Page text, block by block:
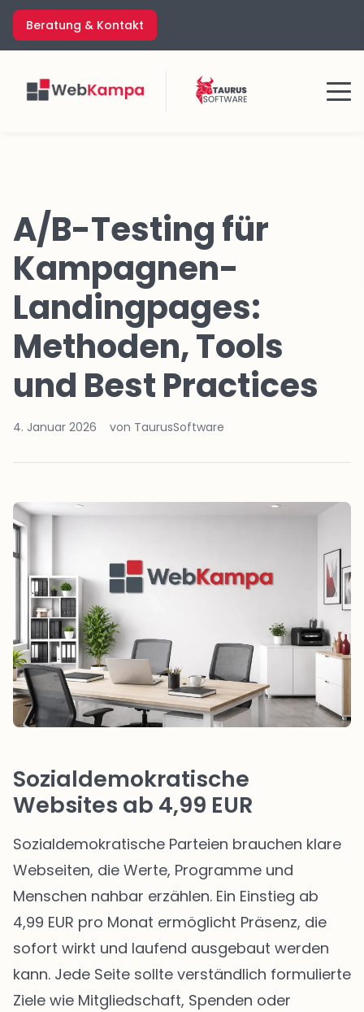
Zum
Inhalt
springen
Beratung & Kontakt
Menü
A/B-Testing für
Kampagnen-
Landingpages:
Methoden, Tools
und Best Practices
4. Januar 2026 von TaurusSoftware
Sozialdemokratische
Websites ab 4,99 EUR
Sozialdemokratische Parteien brauchen klare
Webseiten, die Werte, Programme und
Menschen nahbar erzählen. Ein Einstieg ab
4,99 EUR pro Monat ermöglicht Präsenz, die
sofort wirkt und laufend ausgebaut werden
kann. Jede Seite sollte verständlich formulierte
Ziele wie Mitgliedschaft, Spenden oder